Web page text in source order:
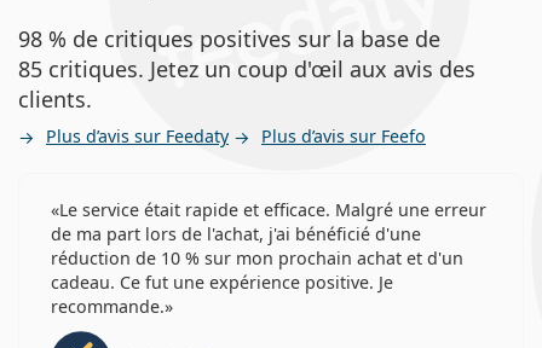
98 % de critiques positives sur la base de
85 critiques. Jetez un coup d'œil aux avis des
clients.
Plus d’avis sur Feedaty Plus d’avis sur Feefo
Le service était rapide et efficace. Malgré une erreur
de ma part lors de l'achat, j'ai bénéficié d'une
réduction de 10 % sur mon prochain achat et d'un
cadeau. Ce fut une expérience positive. Je
recommande.